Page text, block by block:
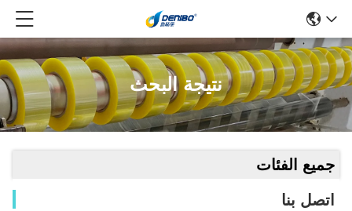
نتيجة البحث
جميع الفئات
اتصل بنا